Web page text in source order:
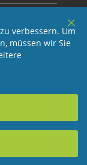
verbessern. Um
müssen wir Sie